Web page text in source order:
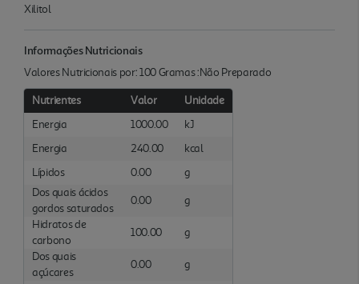
Xilitol
Informações Nutricionais
Valores Nutricionais por: 100 Gramas :Não Preparado
Nutrientes Valor
Unidade
Energia
1000.00
kJ
Energia
240.00
kcal
Lípidos
0.00
g
Dos quais ácidos
gordos saturados
0.00
g
Hidratos de
carbono
100.00
g
Dos quais
açúcares
0.00 g